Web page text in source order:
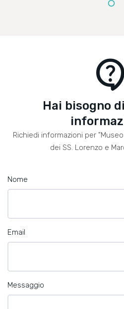
contact_support
Hai bisogno
Richiedi informazioni per
dei SS. Lorenzo e
Nome
Email
Messaggio